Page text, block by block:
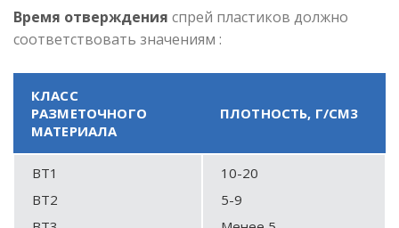
Время отверждения спрей пластиков должно
соответствовать значениям :
КЛАСС
РАЗМЕТОЧНОГО
МАТЕРИАЛА
ПЛОТНОСТЬ, Г/СМ3
ВТ1
ВТ2
10-20
5-9